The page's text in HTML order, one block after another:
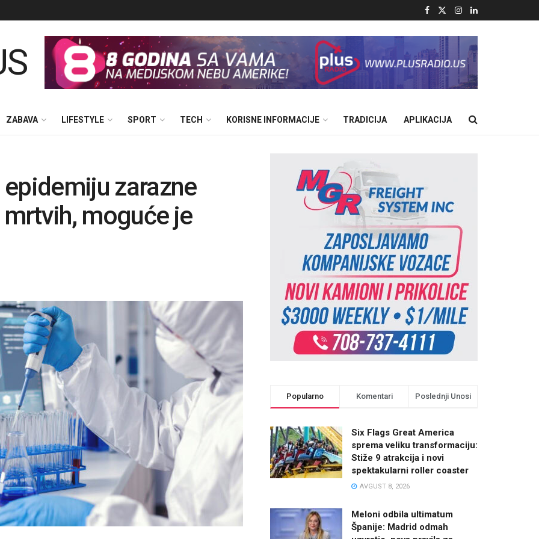
ZABAVA LIFESTYLE SPORT TECH KORISNE INFORMACIJE TRADICIJA APLIKACIJA
zarazne
moguće je
Popularno Komentari Poslednji Unosi
Six Flags Great America
sprema veliku transformaciju:
Stiže 9 atrakcija i novi
spektakularni roller coaster
AVGUST 8, 2026
Meloni odbila ultimatum
Španije: Madrid odmah